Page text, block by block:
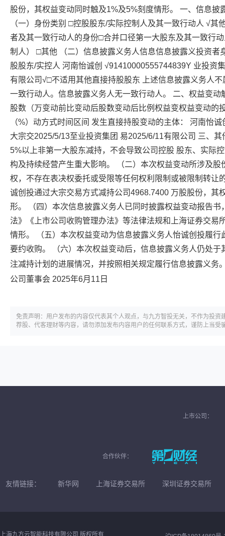
股份，其权益变动同时触及1%及5%刻度情形。 一、信息披
（一）身份类别 □控股股东/实际控制人及其一致行动人 √其
者及其一致行动人的身份□合并口径第一大股东及其一致行
制人） □其他 （二）信息披露义务人信息信息披露义投资者
股股东/实控人 河南怡诚创 √91410000555744839Y 业投资
有限公司√□不适用其他直接持股股东 上述信息披露义务人
一致行动人。信息披露义务人无一致行动人。 二、权益变
股数（万变动前比变动后股数变动后比例权益变权益变动的
（%）动方式时间区间 发生直接持股变动的主体： 河南怡
大宗交2025/5/13至业投资集团 易2025/6/11有限公司 三、
5%以上非第一大股东减持，不会导致公司控股 股东、实际
构及持续经营产生重大影响。 （二）本次权益变动所涉及
权，不存在表决权委托或受限等任何权利限制或被限制转让
诚创投通过大宗交易方式减持公司4968.7400 万股股份，其
形。 （四）本次信息披露义务人已同时披露权益变动报告
法》《上市公司收购管理办法》等法律法规和上海证券交易
情形。 （五）本次权益变动为信息披露义务人怡诚创投履
要约收购。 （六）本次权益变动后，信息披露义务人仍处
注减持计划的进展情况，并按照相关规定履行信息披露义务
公司董事会 2025年6月11日
免责声明：用户发布的内容仅代表其个人观点，与九方智投无关，不作为投
荐股、代客理财等内容，请勿添加发布内容用户的任何联系方式，谨防上当受
上市公司：
合作伙伴：
友情链接： 新华网 上海证券交易所 深圳证券交易所
上海九方云智能科技有限公司 版权所有